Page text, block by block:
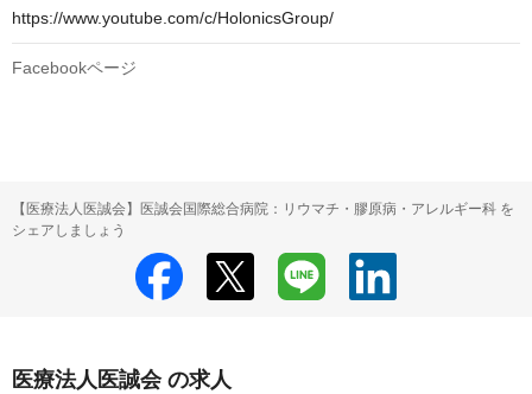
https://www.youtube.com/c/HolonicsGroup/
Facebookページ
【医療法人医誠会】医誠会国際総合病院：リウマチ・膠原病・アレルギー科 を
シェアしましょう
医療法人医誠会 の求人